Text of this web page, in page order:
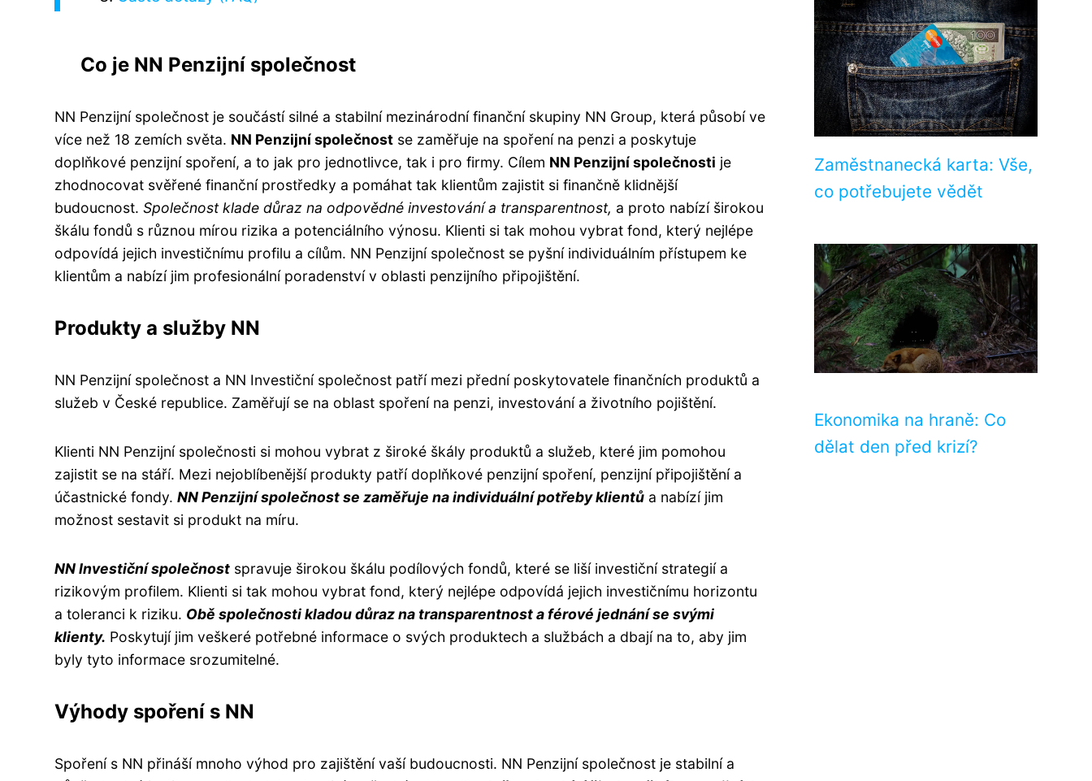
Co je NN Penzijní společnost
NN Penzijní společnost je součástí silné a stabilní mezinárodní finanční skupiny NN Group, která působí ve
více než 18 zemích světa. NN Penzijní společnost se zaměřuje na spoření na penzi a poskytuje
doplňkové penzijní spoření, a to jak pro jednotlivce, tak i pro firmy. Cílem NN Penzijní společnosti je
zhodnocovat svěřené finanční prostředky a pomáhat tak klientům zajistit si finančně klidnější
budoucnost. Společnost klade důraz na odpovědné investování a transparentnost, a proto nabízí širokou
škálu fondů s různou mírou rizika a potenciálního výnosu. Klienti si tak mohou vybrat fond, který nejlépe
odpovídá jejich investičnímu profilu a cílům. NN Penzijní společnost se pyšní individuálním přístupem ke
klientům a nabízí jim profesionální poradenství v oblasti penzijního připojištění.
Produkty a služby NN
NN Penzijní společnost a NN Investiční společnost patří mezi přední poskytovatele finančních produktů a
služeb v České republice. Zaměřují se na oblast spoření na penzi, investování a životního pojištění.
Klienti NN Penzijní společnosti si mohou vybrat z široké škály produktů a služeb, které jim pomohou
zajistit se na stáří. Mezi nejoblíbenější produkty patří doplňkové penzijní spoření, penzijní připojištění a
účastnické fondy. NN Penzijní společnost se zaměřuje na individuální potřeby klientů a nabízí jim
možnost sestavit si produkt na míru.
NN Investiční společnost spravuje širokou škálu podílových fondů, které se liší investiční strategií a
rizikovým profilem. Klienti si tak mohou vybrat fond, který nejlépe odpovídá jejich investičnímu horizontu
a toleranci k riziku. Obě společnosti kladou důraz na transparentnost a férové jednání se svými
klienty. Poskytují jim veškeré potřebné informace o svých produktech a službách a dbají na to, aby jim
byly tyto informace srozumitelné.
Výhody spoření s NN
Spoření s NN přináší mnoho výhod pro zajištění vaší budoucnosti. NN Penzijní společnost je stabilní a
Zaměstnanecká karta: Vše,
co potřebujete vědět
Ekonomika na hraně: Co
dělat den před krizí?